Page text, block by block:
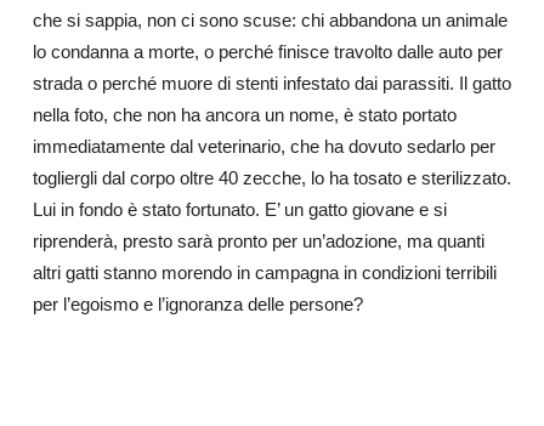
che si sappia, non ci sono scuse: chi abbandona un animale
lo condanna a morte, o perché finisce travolto dalle auto per
strada o perché muore di stenti infestato dai parassiti. Il gatto
nella foto, che non ha ancora un nome, è stato portato
immediatamente dal veterinario, che ha dovuto sedarlo per
togliergli dal corpo oltre 40 zecche, lo ha tosato e sterilizzato.
Lui in fondo è stato fortunato. E’ un gatto giovane e si
riprenderà, presto sarà pronto per un’adozione, ma quanti
altri gatti stanno morendo in campagna in condizioni terribili
per l’egoismo e l’ignoranza delle persone?